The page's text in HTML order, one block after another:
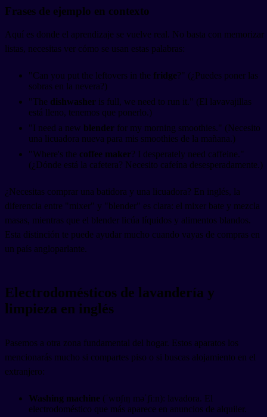
Frases de ejemplo en contexto
Aquí es donde el aprendizaje se vuelve real. No basta con memorizar
listas, necesitas ver cómo se usan estas palabras:
"Can you put the leftovers in the fridge?" (¿Puedes poner las
sobras en la nevera?)
"The dishwasher is full, we need to run it." (El lavavajillas
está lleno, tenemos que ponerlo.)
"I need a new blender for my morning smoothies." (Necesito
una licuadora nueva para mis smoothies de la mañana.)
"Where's the coffee maker? I desperately need caffeine."
(¿Dónde está la cafetera? Necesito cafeína desesperadamente.)
¿Necesitas comprar una batidora y una licuadora? En inglés, la
diferencia entre "mixer" y "blender" es clara: el mixer bate y mezcla
masas, mientras que el blender licúa líquidos y alimentos blandos.
Esta distinción te puede ayudar mucho cuando vayas de compras en
un país angloparlante.
Electrodomésticos de lavandería y
limpieza en inglés
Pasemos a otra zona fundamental del hogar. Estos aparatos los
mencionarás mucho si compartes piso o si buscas alojamiento en el
extranjero:
Washing machine (ˈwɒʃɪŋ məˈʃiːn): lavadora. El
electrodoméstico que más aparece en anuncios de alquiler.